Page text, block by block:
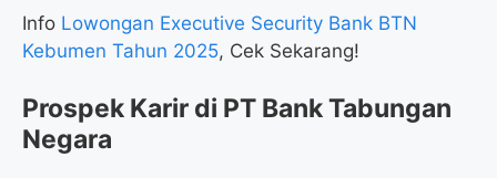
Info Lowongan Executive Security Bank BTN
Kebumen Tahun 2025, Cek Sekarang!
Prospek Karir di PT Bank Tabungan
Negara